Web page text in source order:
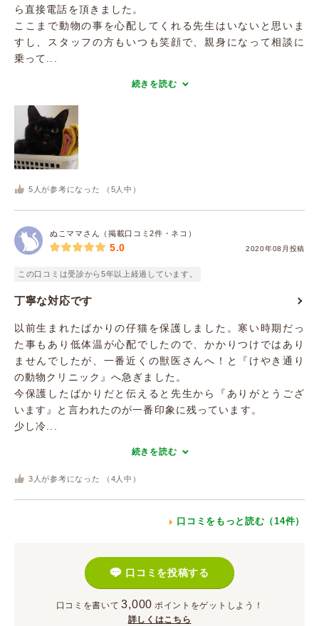
ら直接電話を頂きました。
ここまで動物の事を心配してくれる先生はいないと思いま
すし、スタッフの方もいつも笑顔で、親身になって相談に
乗って...
続きを読む
5 人が参考になった （ 5 人中）
ぬこママさん（掲載口コミ2件・ネコ）
2020年08月投稿
5.0
この口コミは受診から5年以上経過しています。
丁寧な対応です
以前生まれたばかりの仔猫を保護しました。寒い時期だっ
た事もあり低体温が心配でしたので、かかりつけではあり
ませんでしたが、一番近くの獣医さんへ！と『けやき通り
の動物クリニック』へ急ぎました。
今保護したばかりだと伝えると先生から『ありがとうござ
います』と言われたのが一番印象に残っています。
少し冷...
続きを読む
3 人が参考になった （ 4 人中）
口コミをもっと読む（14件）
口コミを投稿する
口コミを書いて 3,000 ポイント をゲットしよう！
詳しくはこちら